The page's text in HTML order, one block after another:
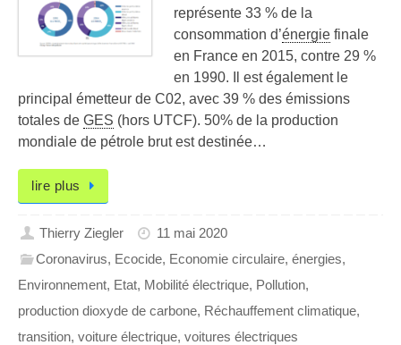
représente 33 % de la
consommation d’énergie finale
en France en 2015, contre 29 %
en 1990. Il est également le
principal émetteur de C02, avec 39 % des émissions
totales de GES (hors UTCF). 50% de la production
mondiale de pétrole brut est destinée…
lire plus
Thierry Ziegler
11 mai 2020
Coronavirus, Ecocide, Economie circulaire,énergies,
Environnement, Etat, Mobilité électrique, Pollution,
production dioxyde de carbone, Réchauffement climatique,
transition, voiture électrique, voitures électriques